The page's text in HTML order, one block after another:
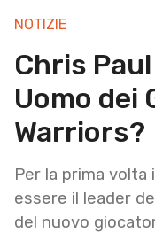
NOTIZIE
Chris
Uomo dei
Warriors?
Per la prima volta
essere il leader
del nuovo